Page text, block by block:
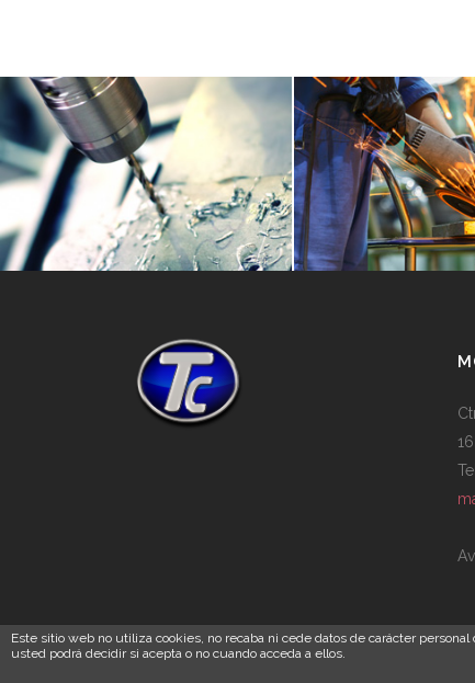
Este sitio web no utiliza cookies, no recaba ni cede datos de carácter
usted podrá decidir si acepta o no cuando acceda a ellos.